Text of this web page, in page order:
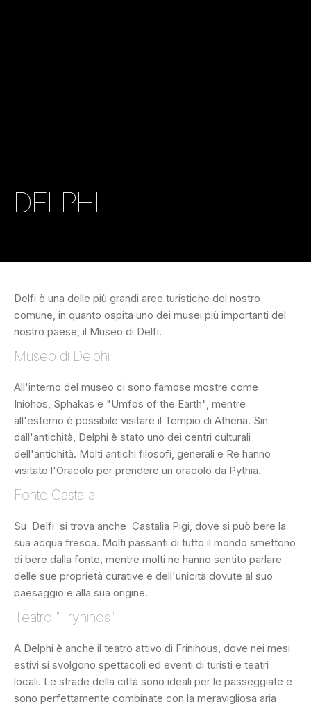
DELPHI
Delfi è una delle più grandi aree turistiche del nostro
comune, in quanto ospita uno dei musei più importanti del
nostro paese, il Museo di Delfi.
Museo di Delphi
All'interno del museo ci sono famose mostre come
Iniohos, Sphakas e "Umfos of the Earth", mentre
all'esterno è possibile visitare il Tempio di Athena. Sin
dall'antichità, Delphi è stato uno dei centri culturali
dell'antichità. Molti antichi filosofi, generali e Re hanno
visitato l'Oracolo per prendere un oracolo da Pythia.
Fonte Castalia
Su Delfi si trova anche Castalia Pigi, dove si può bere la
sua acqua fresca. Molti passanti di tutto il mondo smettono
di bere dalla fonte, mentre molti ne hanno sentito parlare
delle sue proprietà curative e dell'unicità dovute al suo
paesaggio e alla sua origine.
Teatro "Frynihos"
A Delphi è anche il teatro attivo di Frinihous, dove nei mesi
estivi si svolgono spettacoli ed eventi di turisti e teatri
locali. Le strade della città sono ideali per le passeggiate e
sono perfettamente combinate con la meravigliosa aria